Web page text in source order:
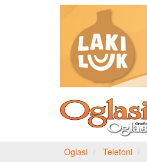
Oglasi Telefoni